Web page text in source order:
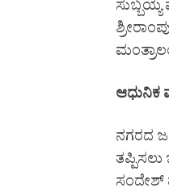
ಆಧುನಿಕ
ನಗರದ
ಸಂದೇಶ್